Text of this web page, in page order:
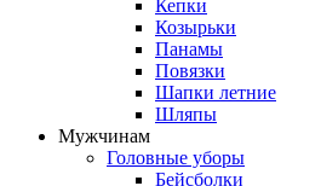
Кепки
Козырьки
Панамы
Повязки
Шапки летние
Шляпы
Мужчинам
Головные уборы
Бейсболки